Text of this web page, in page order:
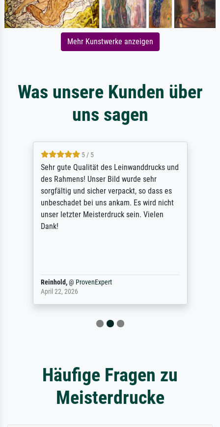
Mehr Kunstwerke anzeigen
Was unsere Kunden über
uns sagen
5 / 5
Sehr gute Qualität des Leinwanddrucks und
des Rahmens! Unser Bild wurde sehr
sorgfältig und sicher verpackt, so dass es
unbeschadet bei uns ankam. Es wird nicht
unser letzter Meisterdruck sein. Vielen
Dank!
Reinhold,@ ProvenExpert
April 22, 2026
Häufige Fragen zu
Meisterdrucke